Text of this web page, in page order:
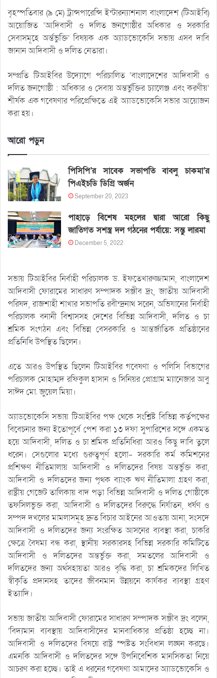
বৃহস্পতিবার (৯ মে) ট্রান্সপারেন্সি ইন্টারন্যাশনাল বাংলাদেশ (টিআইবি)
আয়োজিত ‘আদিবাসী ও দলিত জনগোষ্ঠীর অধিকার ও সরকারি
সেবাসমূহে অর্ন্তভুক্তি’ বিষয়ক এক অ্যাডভোকেসি সভায় এসব দাবি
জানান আদিবাসী ও দলিত নেতারা।
সম্প্রতি টিআইবির উদ্যোগে পরিচালিত ‘বাংলাদেশের আদিবাসী ও
দলিত জনগোষ্ঠী : অধিকার ও সেবায় অন্তর্ভুক্তির চ্যালেঞ্জ এবং করণীয়’
শীর্ষক এক গবেষণার পরিপ্রেক্ষিতে এই অ্যাডভোকেসি সভার আয়োজন
করা হয়।
আরো পড়ুন
পিসিপি’র সাবেক সভাপতি বাবলু চাকমা’র
পিএইচডি ডিগ্রি অর্জন
September 20, 2023
পাহাড়ে বিশেষ মহলের দ্বারা আরো কিছু
জাতিগত সশস্ত্র দল গঠনের পর্যায়ে: সন্তু লারমা
December 5, 2022
সভায় টিআইবির নির্বাহী পরিচালক ড. ইফতেখারুজ্জামান, বাংলাদেশ
আদিবাসী ফোরামের সাধারণ সম্পাদক সঞ্জীব দ্রং, জাতীয় আদিবাসী
পরিষদ, রাজশাহী শাখার সভাপতি রবীন্দ্রনাথ সরেন, অভিযানের নির্বাহী
পরিচালক বনানী বিশ্বাসসহ দেশের বিভিন্ন আদিবাসী, দলিত ও চা
শ্রমিক সংগঠন এবং বিভিন্ন বেসরকারি ও আন্তর্জাতিক প্রতিষ্ঠানের
প্রতিনিধি উপস্থিত ছিলেন।
এতে আরও উপস্থিত ছিলেন টিআইবির গবেষণা ও পলিসি বিভাগের
পরিচালক মোহাম্মদ রফিকুল হাসান ও সিনিয়র প্রোগ্রাম ম্যানেজার আবু
সাঈদ মো. জুয়েল মিয়া।
অ্যাডভোকেসি সভায় টিআইবির পক্ষ থেকে সংশ্লিষ্ট বিভিন্ন কর্তৃপক্ষের
বিবেচনার জন্য ইতোপূর্বে পেশ করা ১৩ দফা সুপারিশের সঙ্গে একমত
হয়ে আদিবাসী, দলিত ও চা শ্রমিক প্রতিনিধিরা আরও কিছু দাবি তুলে
ধরেন। সেগুলোর মধ্যে গুরুত্বপূর্ণ হলো- সরকারি কর্ম কমিশনের
প্রশিক্ষণ নীতিমালায় আদিবাসী ও দলিতদের বিষয় অন্তর্ভুক্ত করা,
আদিবাসী ও দলিতদের জন্য পৃথক ব্যাংক ঋণ নীতিমালা গ্রহণ করা,
রাষ্ট্রীয় গেজেট তালিকায় বাদ পড়া বিভিন্ন আদিবাসী ও দলিত গোষ্ঠীকে
তফসিলভুক্ত করা, আদিবাসী ও দলিতদের বিরুদ্ধে নির্যাতন, ধর্ষণ ও
সম্পদ দখলের মামলাসমূহ দ্রুত বিচার আইনের আওতায় আনা, সংসদে
আদিবাসী ও দলিতদের জন্য সংরক্ষিত আসনের ব্যবস্থা করা, চাকরি
ক্ষেত্রে বৈষম্য বন্ধ করা, স্থানীয় সরকারসহ বিভিন্ন সরকারি কমিটিতে
আদিবাসী ও দলিতদের অন্তর্ভুক্ত করা, সমতলের আদিবাসী ও
দলিতদের জন্য অর্থসহায়তা আরও বৃদ্ধি করা, চা শ্রমিকদের লিখিত
স্বীকৃতি প্রদানসহ তাদের জীবনমান উন্নয়নে কার্যকর ব্যবস্থা গ্রহণ
ইত্যাদি।
সভায় জাতীয় আদিবাসী ফোরামের সাধারণ সম্পাদক সঞ্জীব দ্রং বলেন,
‘বিদ্যমান ব্যবস্থায় আদিবাসীদের মানবাধিকার প্রতিষ্ঠা হচ্ছে না।
আদিবাসী ও দলিতদের বিষয়ে রাষ্ট্র স্পষ্টত সংবিধান লঙ্ঘন করছে।
এমনকি আদিবাসী ও দলিতদের সঙ্গে উপনিবেশিক মানসিকতা নিয়ে
আচরণ করা হচ্ছে। তাই এ ধরনের গবেষণা আমাদের অ্যাডভোকেসি ও